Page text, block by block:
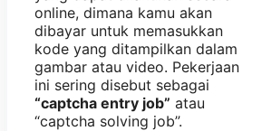
online, dimana kamu akan
dibayar untuk memasukkan
kode yang ditampilkan dalam
gambar atau video. Pekerjaan
ini sering disebut sebagai
“captcha entry job” atau
“captcha solving job”.